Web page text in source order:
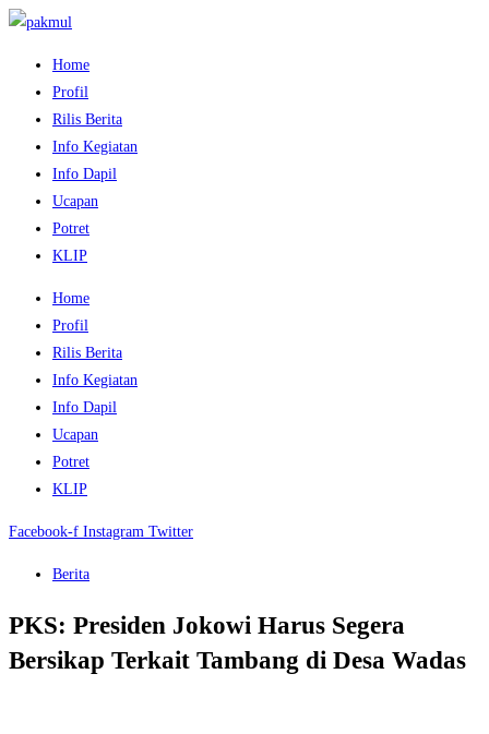
Home
Profil
Rilis Berita
Info Kegiatan
Info Dapil
Ucapan
Potret
KLIP
Home
Profil
Rilis Berita
Info Kegiatan
Info Dapil
Ucapan
Potret
KLIP
Facebook-f Instagram Twitter
Berita
PKS: Presiden Jokowi Harus Segera
Bersikap Terkait Tambang di Desa Wadas